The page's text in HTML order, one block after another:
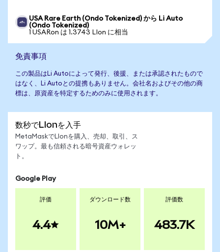
USA Rare Earth (Ondo Tokenized) から Li Auto
(Ondo Tokenized)
1 USARon は 1.3743 LIon に相当
免責事項
この製品はLi Autoによって発行、後援、または承認されたもので
はなく、Li Autoとの提携もありません。会社名およびその他の商
標は、原資産を特定するためのみに使用されます。
数秒でLIonを入手
MetaMaskでLIonを購入、売却、取引、ス
ワップ。最も信頼される暗号資産ウォレッ
ト。
Google Play
評価
4.4
ダウンロード数
10M+
評価数
483.7K